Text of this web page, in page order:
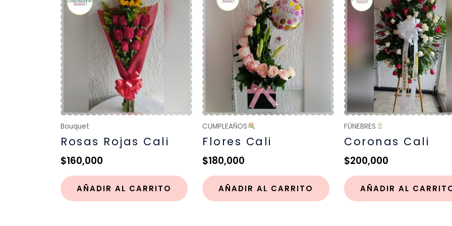
Bouquet
Rosas Rojas Cali
$160,000
AÑADIR AL CARRITO
CUMPLEAÑOS
Flores Cali
$180,000
AÑADIR AL CARRITO
FÚNEBRES
Coronas Cali
$200,000
AÑADIR AL